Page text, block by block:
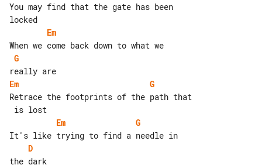
You may find that the gate has been
Em
G
Em
G
Retrace the footprints of the path that
Em
G
D
the dark